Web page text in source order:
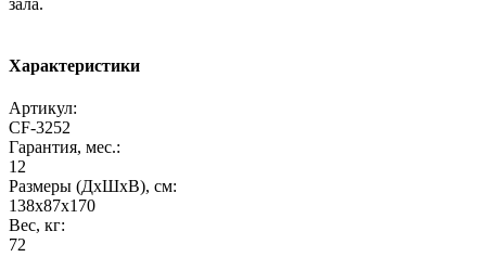
Характеристики
Артикул:
CF-3252
Гарантия, мес.:
12
Размеры (ДхШхВ), см:
138х87х170
Вес, кг:
72